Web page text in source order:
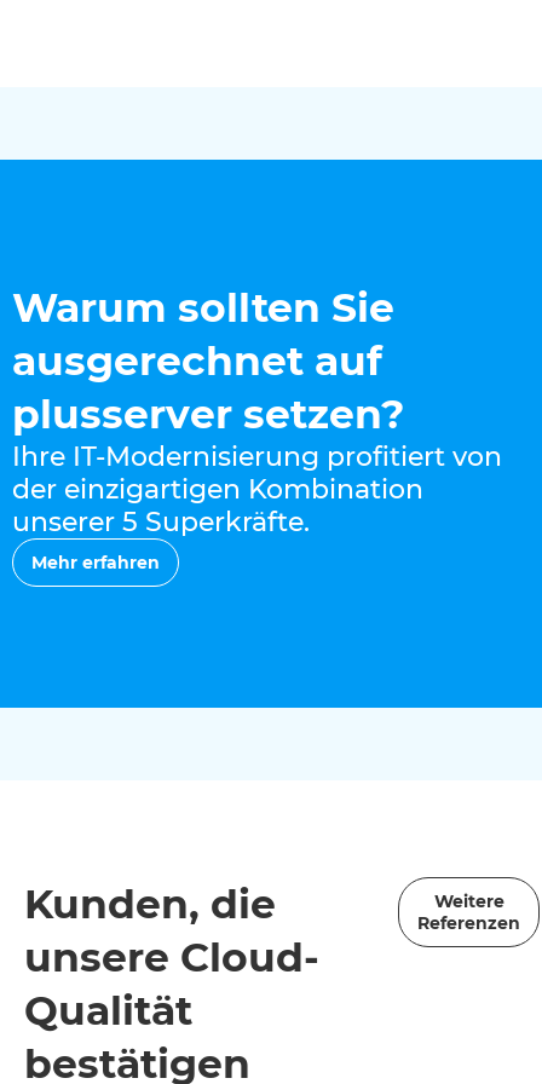
Warum sollten Sie
ausgerechnet auf
plusserver setzen?
Ihre IT-Modernisierung profitiert von
der einzigartigen Kombination
unserer 5 Superkräfte.
Mehr erfahren
Kunden, die
unsere Cloud-
Qualität
bestätigen
Weitere
Referenzen